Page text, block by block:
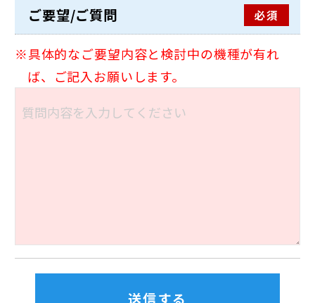
ご要望/ご質問 必須
具体的なご要望内容と検討中の機種が有れ
ば、ご記入お願いします。